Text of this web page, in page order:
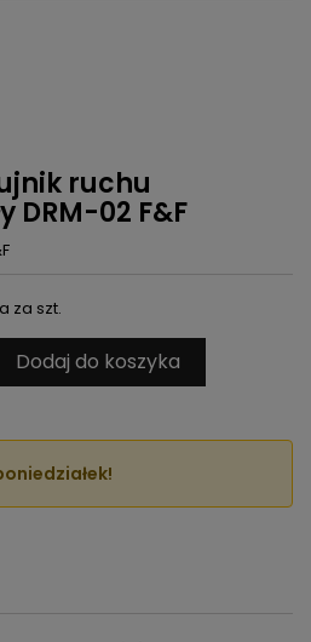
ruchu
DRM-02 F&F
za szt.
Dodaj do koszyka